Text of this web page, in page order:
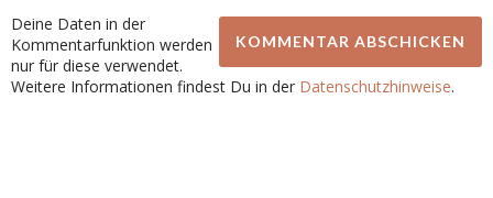
Deine Daten in der
Kommentarfunktion werden
nur für diese verwendet.
Weitere Informationen findest Du in der Datenschutzhinweise.